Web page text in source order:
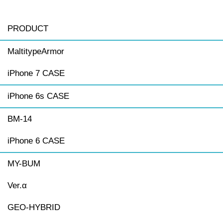
PRODUCT
MaltitypeArmor
iPhone 7 CASE
iPhone 6s CASE
BM-14
iPhone 6 CASE
MY-BUM
Ver.α
GEO-HYBRID